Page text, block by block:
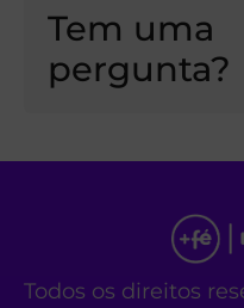
Tem uma
pergunta?
Todos os direitos